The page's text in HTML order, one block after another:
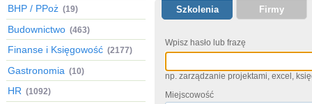
BHP / PPoż (19)
Budownictwo (463)
Finanse i Księgowość (2177)
Gastronomia (10)
HR (1092)
Szkolenia Firmy
Wpisz hasło lub frazę
np. zarządzanie projektami, excel,
Miejscowość